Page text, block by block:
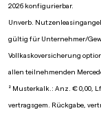
2026 konfigurierbar.
Unverb.
gültig für Unternehmer/
Vollkaskoversicherung
allen teilnehmenden
² Musterkalk.: Anz. € 0,00,
vertragsgem. Rückgabe,